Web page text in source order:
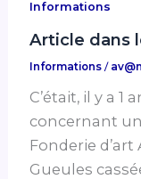
Informations
Article dans
Informations /
C’était, il y a 1
concernant
Fonderie d’art
Gueules